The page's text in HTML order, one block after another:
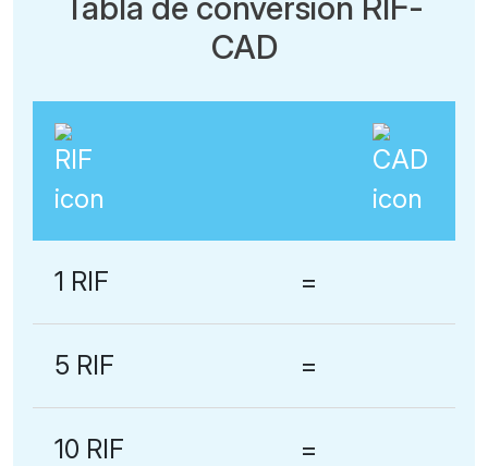
CAD
1 RIF =
5 RIF =
10 RIF =